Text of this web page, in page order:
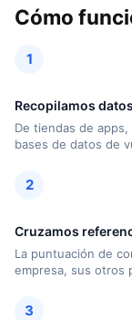
Cómo
1
Recopilamos datos
De tiendas de
bases de datos de
2
Cruzamos
La puntuación de
empresa, sus otros
3